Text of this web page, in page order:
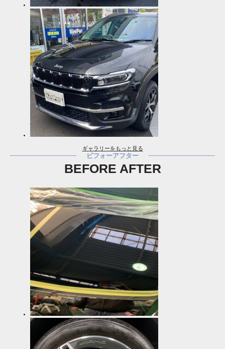
ギャラリーをもっと見る
ビフォーアフター
BEFORE AFTER